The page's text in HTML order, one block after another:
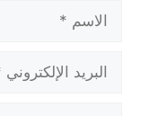
الإلكتروني